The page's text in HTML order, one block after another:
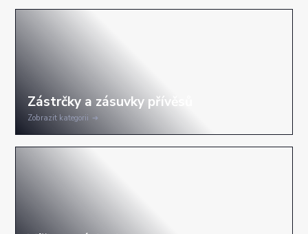
Zobrazit kategorii